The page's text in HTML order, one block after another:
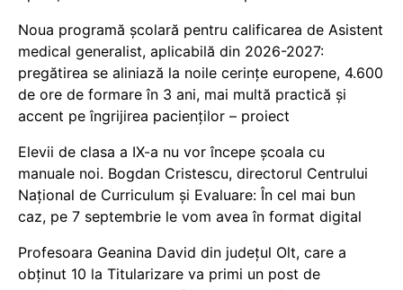
Noua programă școlară pentru calificarea de Asistent
medical generalist, aplicabilă din 2026-2027:
pregătirea se aliniază la noile cerințe europene, 4.600
de ore de formare în 3 ani, mai multă practică și
accent pe îngrijirea pacienților – proiect
Elevii de clasa a IX-a nu vor începe școala cu
manuale noi. Bogdan Cristescu, directorul Centrului
Național de Curriculum și Evaluare: În cel mai bun
caz, pe 7 septembrie le vom avea în format digital
Profesoara Geanina David din județul Olt, care a
obținut 10 la Titularizare va primi un post de